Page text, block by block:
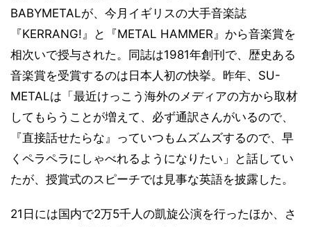
BABYMETALが、今月イギリスの大手音楽誌
『KERRANG!』と『METAL HAMMER』から音楽賞を
相次いで授与された。同誌は1981年創刊で、歴史ある
音楽賞を受賞するのは日本人初の快挙。昨年、SU-
METALは「最近けっこう海外のメディアの方から取材
してもらうことが増えて、必ず通訳さんがいるので、
『直接話せたらな』っていつもムズムズするので、早
くペラペラにしゃべれるようになりたい」と話してい
たが、授賞式のスピーチでは見事な英語を披露した。
21日には国内で2万5千人の凱旋公演を行ったほか、さ